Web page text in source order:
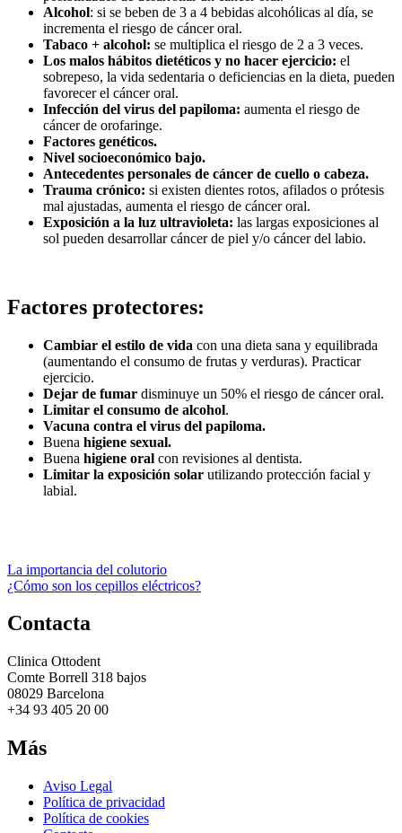
Alcohol: si se beben de 3 a 4 bebidas alcohólicas al día, se
incrementa el riesgo de cáncer oral.
Tabaco + alcohol: se multiplica el riesgo de 2 a 3 veces.
Los malos hábitos dietéticos y no hacer ejercicio: el
sobrepeso, la vida sedentaria o deficiencias en la dieta, pueden
favorecer el cáncer oral.
Infección del virus del papiloma: aumenta el riesgo de
cáncer de orofaringe.
Factores genéticos.
Nivel socioeconómico bajo.
Antecedentes personales de cáncer de cuello o cabeza.
Trauma crónico: si existen dientes rotos, afilados o prótesis
mal ajustadas, aumenta el riesgo de cáncer oral.
Exposición a la luz ultravioleta: las largas exposiciones al
sol pueden desarrollar cáncer de piel y/o cáncer del labio.
Factores protectores:
Cambiar el estilo de vida con una dieta sana y equilibrada
(aumentando el consumo de frutas y verduras). Practicar
ejercicio.
Dejar de fumar disminuye un 50% el riesgo de cáncer oral.
Limitar el consumo de alcohol.
Vacuna contra el virus del papiloma.
Buena higiene sexual.
Buena higiene oral con revisiones al dentista.
Limitar la exposición solar utilizando protección facial y
labial.
Navegación
de
entradas
La importancia del colutorio
¿Cómo son los cepillos eléctricos?
Contacta
Clinica Ottodent
Comte Borrell 318 bajos
08029 Barcelona
+34 93 405 20 00
Más
Aviso Legal
Política de privacidad
Política de cookies